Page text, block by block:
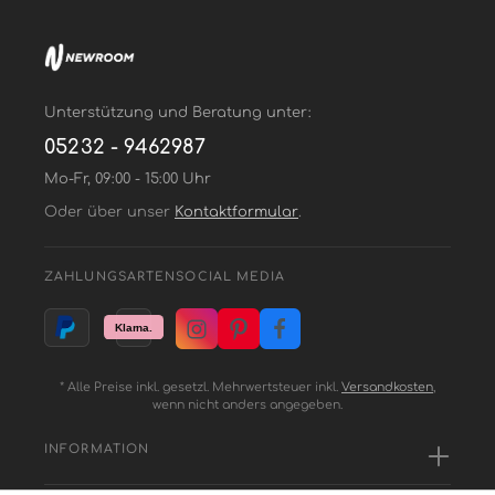
Unterstützung und Beratung unter:
05232 - 9462987
Mo-Fr, 09:00 - 15:00 Uhr
Oder über unser Kontaktformular.
ZAHLUNGSARTEN SOCIAL MEDIA
* Alle Preise inkl. gesetzl. Mehrwertsteuer inkl. Versandkosten,
wenn nicht anders angegeben.
INFORMATION